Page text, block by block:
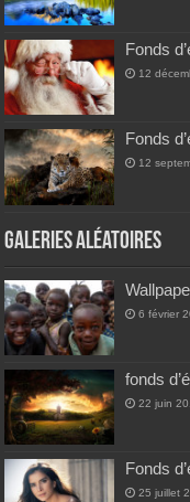
Fonds
12
Fonds
12
Galeries Aléatoires
6 février
fonds
22 juin
Fonds
25 juillet